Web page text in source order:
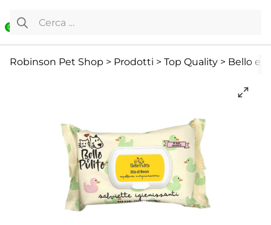
0
Ricerca per:
Robinson Pet Shop > Prodotti > Top Quality > Bello e